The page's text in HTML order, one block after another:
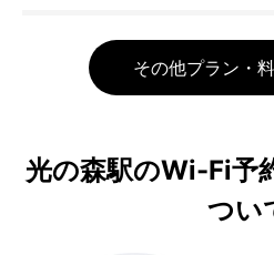
その他プラン・
光の森駅のWi-Fi予
つい